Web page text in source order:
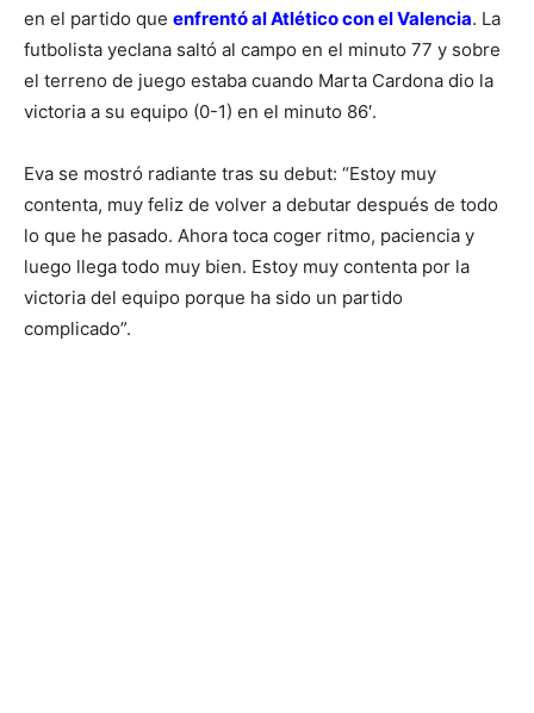
en el partido que enfrentó al Atlético con el Valencia. La
futbolista yeclana saltó al campo en el minuto 77 y sobre
el terreno de juego estaba cuando Marta Cardona dio la
victoria a su equipo (0-1) en el minuto 86′.
Eva se mostró radiante tras su debut: “Estoy muy
contenta, muy feliz de volver a debutar después de todo
lo que he pasado. Ahora toca coger ritmo, paciencia y
luego llega todo muy bien. Estoy muy contenta por la
victoria del equipo porque ha sido un partido
complicado”.